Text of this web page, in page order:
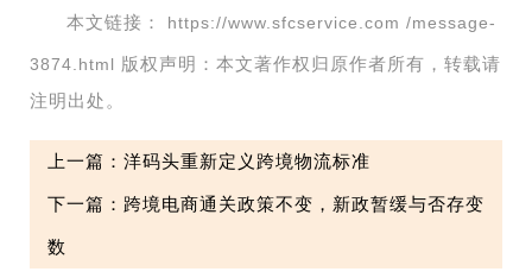
本文链接： https://www.sfcservice.com /message-
3874.html 版权声明：本文著作权归原作者所有，转载请
注明出处。
上一篇：洋码头重新定义跨境物流标准
下一篇：跨境电商通关政策不变，新政暂缓与否存变
数